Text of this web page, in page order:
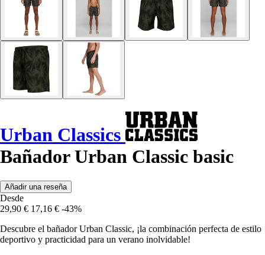
Urban Classics
Bañador Urban Classic basic
Añadir una reseña
Desde
29,90 € 17,16 € -43%
Descubre el bañador Urban Classic, ¡la combinación perfecta de estilo
deportivo y practicidad para un verano inolvidable!